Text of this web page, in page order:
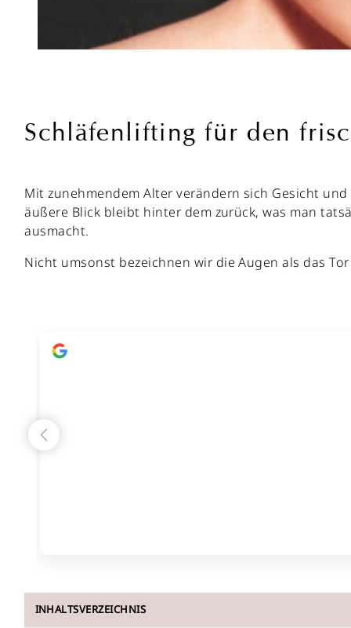
Schläfenlifting für den
Mit zunehmendem Alter verändern sich Gesicht
äußere Blick bleibt hinter dem zurück, was man
ausmacht.
Nicht umsonst bezeichnen wir die Augen als das
INHALTSVERZEICHNIS